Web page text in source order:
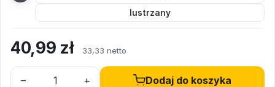
lustrzany
40,99 zł 33,33 netto
– + Dodaj do koszyka